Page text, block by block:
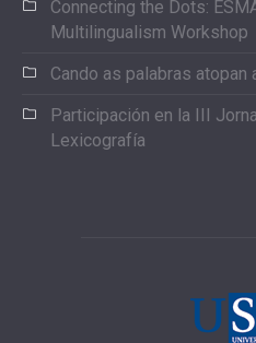
Connecting the Dots:
Multilingualism Workshop
Cando as palabras atopan
Participación en la III
Lexicografía